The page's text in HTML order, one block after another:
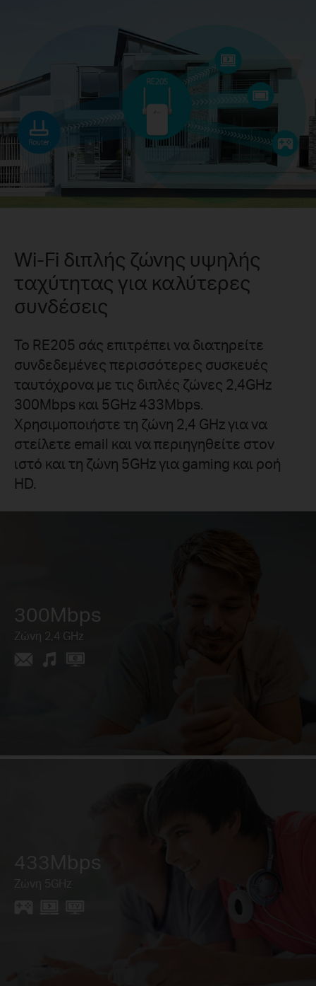
Wi-Fi διπλής ζώνης υψηλής
ταχύτητας για καλύτερες
συνδέσεις
Το RE205 σάς επιτρέπει να διατηρείτε
συνδεδεμένες περισσότερες συσκευές
ταυτόχρονα με τις διπλές ζώνες 2,4GHz
300Mbps και 5GHz 433Mbps.
Χρησιμοποιήστε τη ζώνη 2,4 GHz για να
στείλετε email και να περιηγηθείτε στον
ιστό και τη ζώνη 5GHz για gaming και ροή
HD.
300Mbps
Ζώνη 2,4 GHz
433Mbps
Ζώνη 5GHz